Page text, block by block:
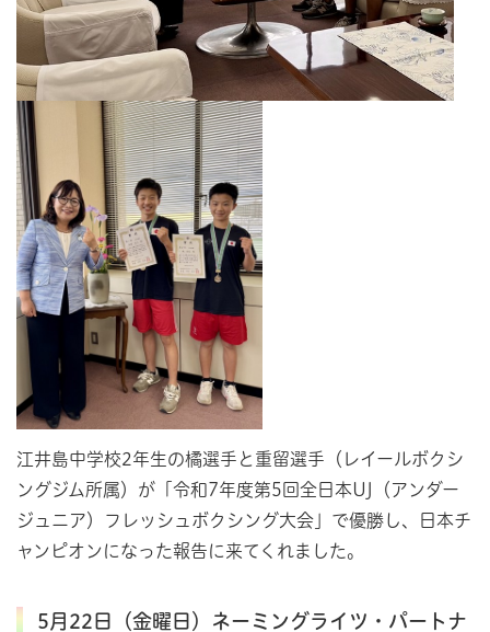
江井島中学校2年生の橘選手と重留選手（レイールボクシ
ングジム所属）が「令和7年度第5回全日本UJ（アンダー
ジュニア）フレッシュボクシング大会」で優勝し、日本チ
ャンピオンになった報告に来てくれました。
5月22日（金曜日）ネーミングライツ・パートナ